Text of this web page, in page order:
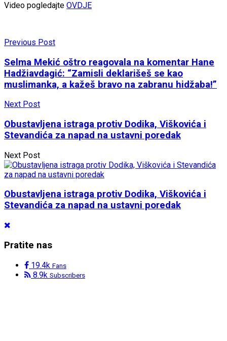
Video pogledajte OVDJE
Previous Post
Selma Mekić oštro reagovala na komentar Hane
Hadžiavdagić: “Zamisli deklarišeš se kao
muslimanka, a kažeš bravo na zabranu hidžaba!”
Next Post
Obustavljena istraga protiv Dodika, Viškovića i
Stevandića za napad na ustavni poredak
Next Post
Obustavljena istraga protiv Dodika, Viškovića i
Stevandića za napad na ustavni poredak
Pratite nas
19.4k Fans
8.9k Subscribers